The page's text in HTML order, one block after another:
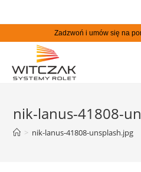
Zadzwoń i umów się na
nik-lanus-41808-
> nik-lanus-41808-unsplash.jpg